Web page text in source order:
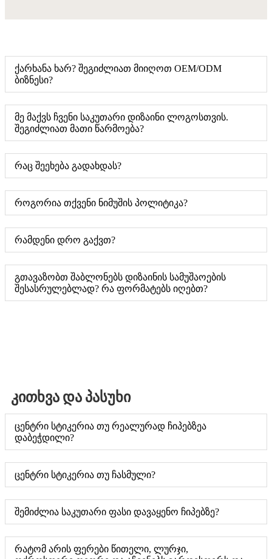
ქარხანა ხარ? შეგიძლიათ მიიღოთ OEM/ODM
ბიზნესი?
მე მაქვს ჩვენი საკუთარი დიზაინი ლოგოსთვის.
შეგიძლიათ მათი წარმოება?
რაც შეეხება გადახდას?
როგორია თქვენი ნიმუშის პოლიტიკა?
რამდენი დრო გაქვთ?
გთავაზობთ შაბლონებს დიზაინის სამუშაოების
შესასრულებლად? რა ფორმატებს იღებთ?
კითხვა და პასუხი
ცენტრი სტიკერია თუ რეალურად ჩიპებზეა
დაბეჭდილი?
ცენტრი სტიკერია თუ ჩასმული?
შემიძლია საკუთარი ფასი დავაყენო ჩიპებზე?
რატომ არის ფერები წითელი, ლურჯი,